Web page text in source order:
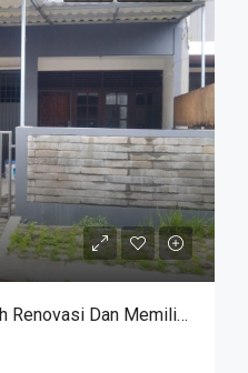
Kondisi Properti Ini Sudah Renovasi Dan Memiliki Desain Scandinavian Yang Menambah Daya Tarik Dan Estetika Properti Ini. Rumah Ini Berada Di Area Perumahan/komplek. Kurdi Timur